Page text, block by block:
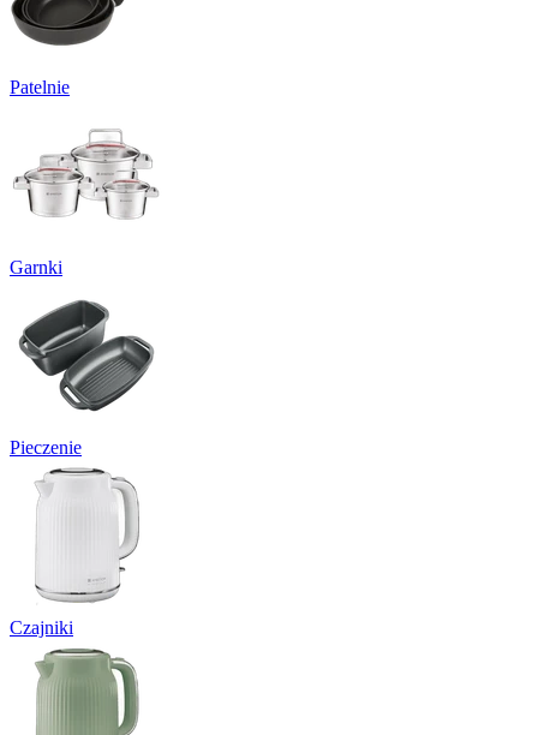
Patelnie
Garnki
Pieczenie
Czajniki